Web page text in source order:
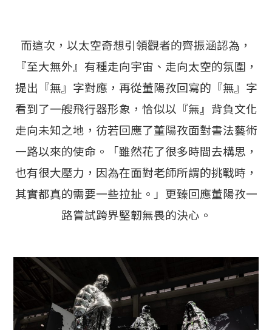
而這次，以太空奇想引領觀者的齊振涵認為，
『至大無外』有種走向宇宙、走向太空的氛圍，
提出『無』字對應，再從董陽孜回寫的『無』字
看到了一艘飛行器形象，恰似以『無』背負文化
走向未知之地，彷若回應了董陽孜面對書法藝術
一路以來的使命。「雖然花了很多時間去構思，
也有很大壓力，因為在面對老師所謂的挑戰時，
其實都真的需要一些拉扯。」更臻回應董陽孜一
路嘗試跨界堅韌無畏的決心。